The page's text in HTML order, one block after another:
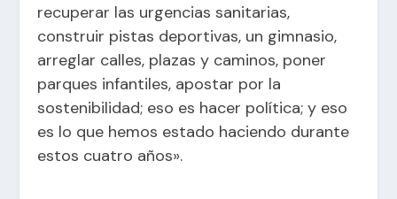
recuperar las urgencias sanitarias,
construir pistas deportivas, un gimnasio,
arreglar calles, plazas y caminos, poner
parques infantiles, apostar por la
sostenibilidad; eso es hacer política; y eso
es lo que hemos estado haciendo durante
estos cuatro años».